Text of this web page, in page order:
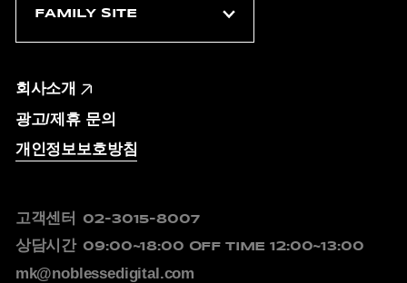
회사소개
광고/제휴 문의
개인정보보호방침
고객센터 02-3015-8007
상담시간 09:00~18:00 OFF TIME 12:00~13:00
mk@noblessedigital.com